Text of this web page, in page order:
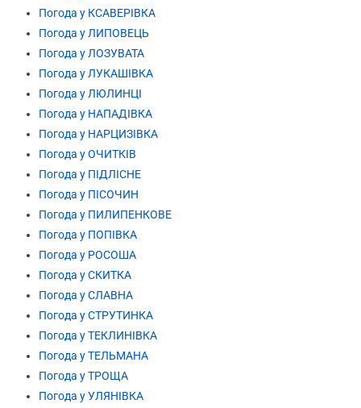
Погода у КСАВЕРІВКА
Погода у ЛИПОВЕЦЬ
Погода у ЛОЗУВАТА
Погода у ЛУКАШІВКА
Погода у ЛЮЛИНЦІ
Погода у НАПАДІВКА
Погода у НАРЦИЗІВКА
Погода у ОЧИТКІВ
Погода у ПІДЛІСНЕ
Погода у ПІСОЧИН
Погода у ПИЛИПЕНКОВЕ
Погода у ПОПІВКА
Погода у РОСОША
Погода у СКИТКА
Погода у СЛАВНА
Погода у СТРУТИНКА
Погода у ТЕКЛИНІВКА
Погода у ТЕЛЬМАНА
Погода у ТРОЩА
Погода у УЛЯНІВКА